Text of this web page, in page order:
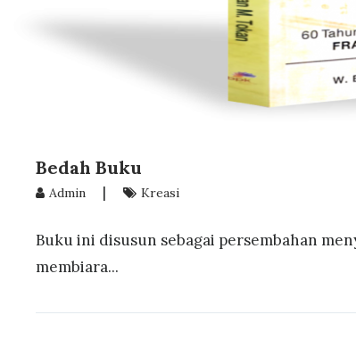
Bedah Buku
Admin | Kreasi
Buku ini disusun sebagai persembahan
membiara...